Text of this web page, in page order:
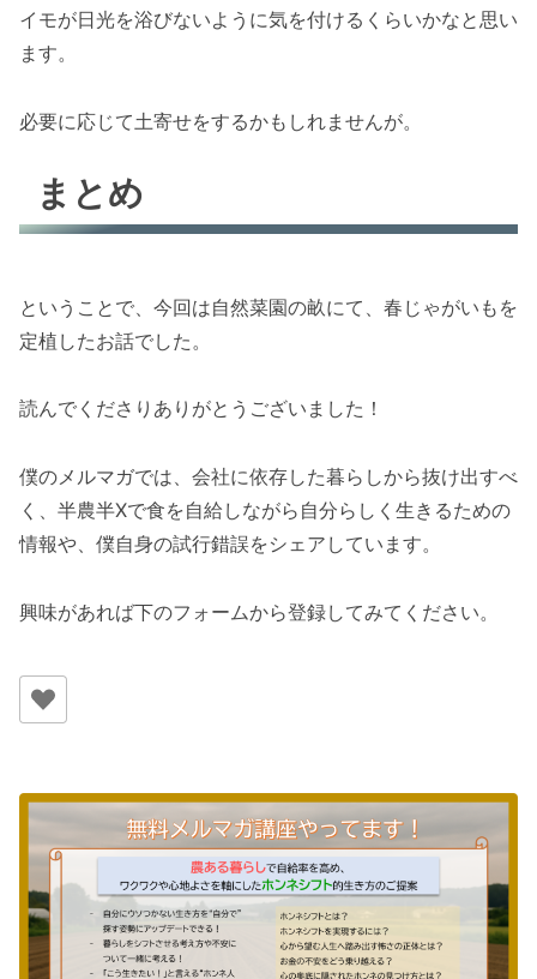
イモが日光を浴びないように気を付けるくらいかなと思い
ます。
必要に応じて土寄せをするかもしれませんが。
まとめ
ということで、今回は自然菜園の畝にて、春じゃがいもを
定植したお話でした。
読んでくださりありがとうございました！
僕のメルマガでは、会社に依存した暮らしから抜け出すべ
く、半農半Xで食を自給しながら自分らしく生きるための
情報や、僕自身の試行錯誤をシェアしています。
興味があれば下のフォームから登録してみてください。